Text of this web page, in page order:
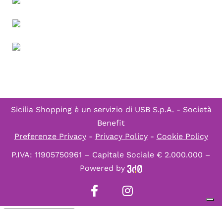
Sicilia Shopping è un servizio di USB S.p.A. - Società
Benefit
Preferenze Privacy- Privacy Policy- Cookie Policy
P.IVA: 11905750961 – Capitale Sociale € 2.000.000 –
Powered by